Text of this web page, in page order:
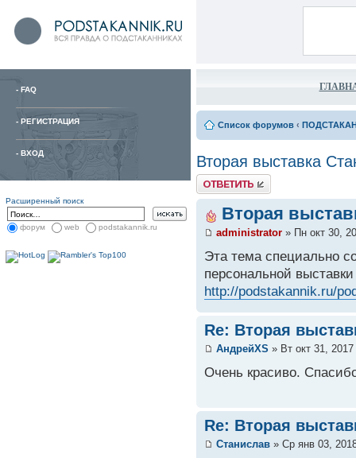
- FAQ
- РЕГИСТРАЦИЯ
- ВХОД
Расширенный поиск
форум web podstakannik.ru
Список форумов ‹
Вторая выставка
Вторая
administrator » Пн окт 30,
Эта тема специально
персональной
http://podstakannik.ru/
Re: Вторая
АндрейXS » Вт окт 31,
Очень красиво.
Re: Вторая
Станислав » Ср янв 03,